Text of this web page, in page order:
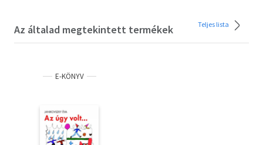
Az általad megtekintett termékek Teljes lista
E-KÖNYV